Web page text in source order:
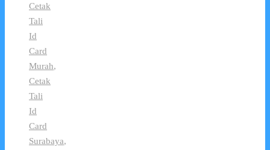
Cetak
Tali
Id
Card
Murah,
Cetak
Tali
Id
Card
Surabaya,